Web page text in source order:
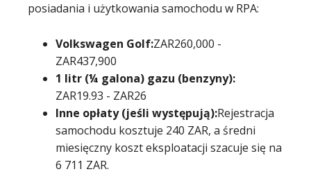
posiadania i użytkowania samochodu w RPA:
Volkswagen Golf:ZAR260,000 -
ZAR437,900
1 litr (¼ galona) gazu (benzyny):
ZAR19.93 - ZAR26
Inne opłaty (jeśli występują):Rejestracja
samochodu kosztuje 240 ZAR, a średni
miesięczny koszt eksploatacji szacuje się na
6 711 ZAR.